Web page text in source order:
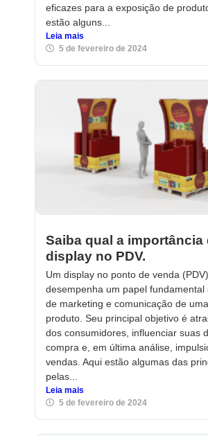
eficazes para a exposição de
estão alguns...
Leia mais
5 de fevereiro de 2024
Saiba qual a importância
display no PDV.
Um display no ponto de venda (PDV)
desempenha um papel fundamental
de marketing e comunicação de
produto. Seu principal objetivo é
dos consumidores, influenciar suas
compra e, em última análise,
vendas. Aqui estão algumas das
pelas...
Leia mais
5 de fevereiro de 2024